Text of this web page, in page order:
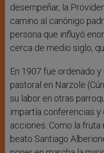
desempeñar, la
camino al canónigo
persona que influyó
cerca de medio siglo,
En 1907 fue ordenado
pastoral en Narzole
su labor en otras
impartía conferencias
acciones. Como la fruta
beato Santiago